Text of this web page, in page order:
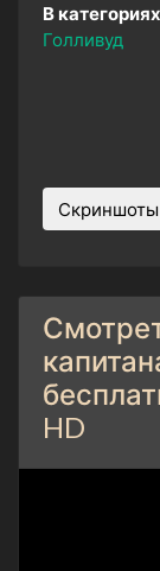
В
Голливуд
HD